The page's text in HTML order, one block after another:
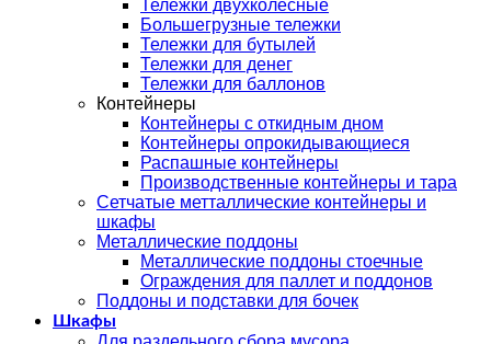
Тележки двухколесные
Большегрузные тележки
Тележки для бутылей
Тележки для денег
Тележки для баллонов
Контейнеры
Контейнеры с откидным дном
Контейнеры опрокидывающиеся
Распашные контейнеры
Производственные контейнеры и тара
Сетчатые метталлические контейнеры и
шкафы
Металлические поддоны
Металлические поддоны стоечные
Ограждения для паллет и поддонов
Поддоны и подставки для бочек
Шкафы